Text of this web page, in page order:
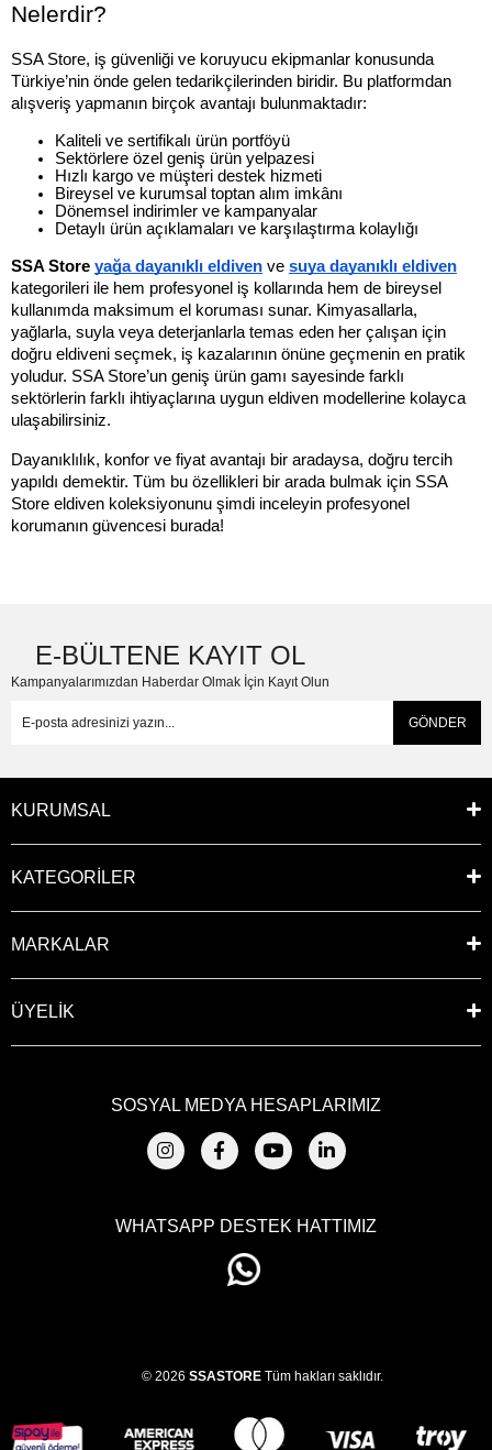
Nelerdir?
SSA Store, iş güvenliği ve koruyucu ekipmanlar konusunda
Türkiye’nin önde gelen tedarikçilerinden biridir. Bu platformdan
alışveriş yapmanın birçok avantajı bulunmaktadır:
Kaliteli ve sertifikalı ürün portföyü
Sektörlere özel geniş ürün yelpazesi
Hızlı kargo ve müşteri destek hizmeti
Bireysel ve kurumsal toptan alım imkânı
Dönemsel indirimler ve kampanyalar
Detaylı ürün açıklamaları ve karşılaştırma kolaylığı
SSA Store yağa dayanıklı eldiven ve suya dayanıklı eldiven
kategorileri ile hem profesyonel iş kollarında hem de bireysel
kullanımda maksimum el koruması sunar. Kimyasallarla,
yağlarla, suyla veya deterjanlarla temas eden her çalışan için
doğru eldiveni seçmek, iş kazalarının önüne geçmenin en pratik
yoludur. SSA Store’un geniş ürün gamı sayesinde farklı
sektörlerin farklı ihtiyaçlarına uygun eldiven modellerine kolayca
ulaşabilirsiniz.
Dayanıklılık, konfor ve fiyat avantajı bir aradaysa, doğru tercih
yapıldı demektir. Tüm bu özellikleri bir arada bulmak için SSA
Store eldiven koleksiyonunu şimdi inceleyin profesyonel
korumanın güvencesi burada!
E-BÜLTENE KAYIT OL
Kampanyalarımızdan Haberdar Olmak İçin Kayıt Olun
GÖNDER
KURUMSAL
KATEGORİLER
MARKALAR
ÜYELİK
SOSYAL MEDYA HESAPLARIMIZ
WHATSAPP DESTEK HATTIMIZ
© 2026 SSASTORE Tüm hakları saklıdır.